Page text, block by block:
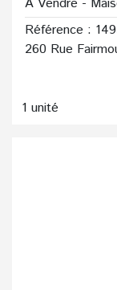
Référence :
260 Rue
1 unité